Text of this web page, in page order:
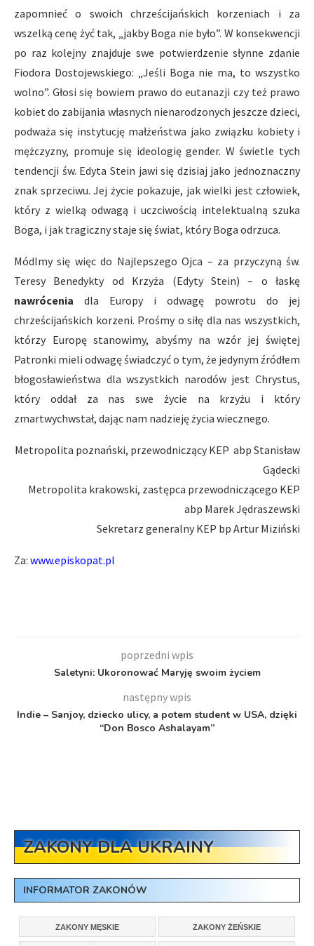
zapomnieć o swoich chrześcijańskich korzeniach i za
wszelką cenę żyć tak, „jakby Boga nie było”. W konsekwencji
po raz kolejny znajduje swe potwierdzenie słynne zdanie
Fiodora Dostojewskiego: „Jeśli Boga nie ma, to wszystko
wolno”. Głosi się bowiem prawo do eutanazji czy też prawo
kobiet do zabijania własnych nienarodzonych jeszcze dzieci,
podważa się instytucję małżeństwa jako związku kobiety i
mężczyzny, promuje się ideologię gender. W świetle tych
tendencji św. Edyta Stein jawi się dzisiaj jako jednoznaczny
znak sprzeciwu. Jej życie pokazuje, jak wielki jest człowiek,
który z wielką odwagą i uczciwością intelektualną szuka
Boga, i jak tragiczny staje się świat, który Boga odrzuca.
Módlmy się więc do Najlepszego Ojca – za przyczyną św.
Teresy Benedykty od Krzyża (Edyty Stein) – o łaskę
nawrócenia dla Europy i odwagę powrotu do jej
chrześcijańskich korzeni. Prośmy o siłę dla nas wszystkich,
którzy Europę stanowimy, abyśmy na wzór jej świętej
Patronki mieli odwagę świadczyć o tym, że jedynym źródłem
błogosławieństwa dla wszystkich narodów jest Chrystus,
który oddał za nas swe życie na krzyżu i który
zmartwychwstał, dając nam nadzieję życia wiecznego.
Metropolita poznański, przewodniczący KEP abp Stanisław
Gądecki
Metropolita krakowski, zastępca przewodniczącego KEP
abp Marek Jędraszewski
Sekretarz generalny KEP bp Artur Miziński
Za: www.episkopat.pl
poprzedni wpis
Saletyni: Ukoronować Maryję swoim życiem
następny wpis
Indie – Sanjoy, dziecko ulicy, a potem student w USA, dzięki
“Don Bosco Ashalayam”
ZAKONY DLA UKRAINY
INFORMATOR ZAKONÓW
ZAKONY MĘSKIE ZAKONY ŻEŃSKIE